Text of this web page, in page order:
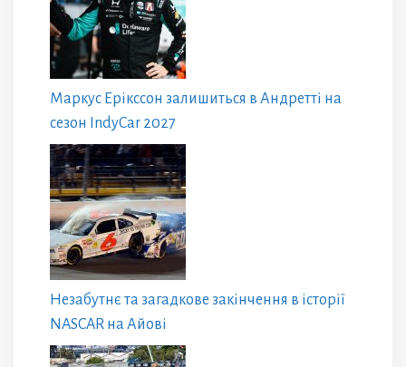
Маркус Ерікссон залишиться в Андретті на
сезон IndyCar 2027
Незабутнє та загадкове закінчення в історії
NASCAR на Айові